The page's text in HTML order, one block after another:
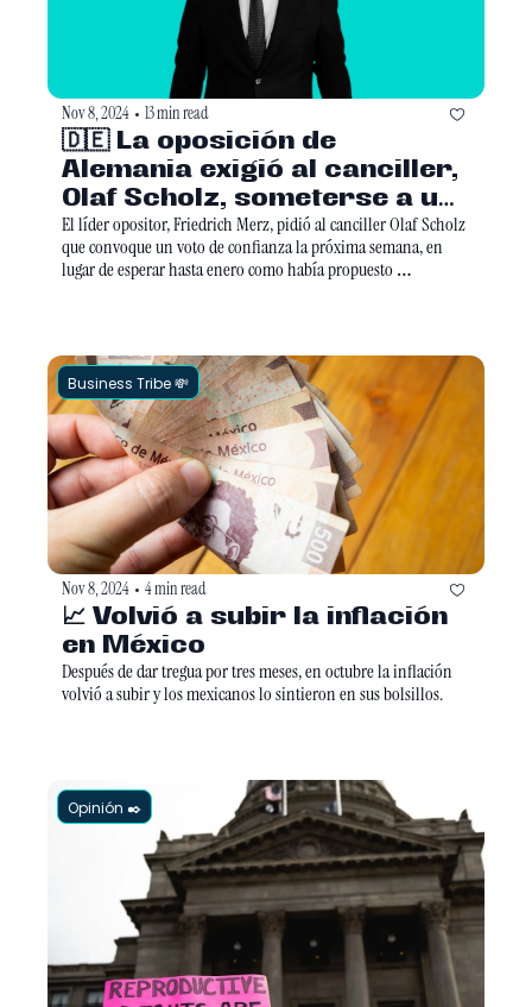
Nov 8, 2024 • 13 min read
🇩🇪 La oposición de
Alemania exigió al canciller,
Olaf Scholz, someterse a un
voto de confianza
El líder opositor, Friedrich Merz, pidió al canciller Olaf Scholz
que convoque un voto de confianza la próxima semana, en
lugar de esperar hasta enero como había propuesto
Business Tribe 💸
Nov 8, 2024 • 4 min read
📈 Volvió a subir la inflación
en México
Después de dar tregua por tres meses, en octubre la inflación
volvió a subir y los mexicanos lo sintieron en sus bolsillos.
Opinión ✒️